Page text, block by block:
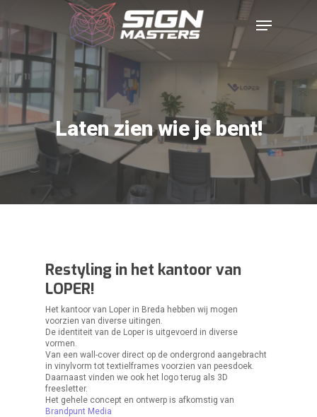
Laten zien wie je bent!
Restyling in het kantoor van
LOPER!
Het kantoor van Loper in Breda hebben wij mogen
voorzien van diverse uitingen.
De identiteit van de Loper is uitgevoerd in diverse
vormen.
Van een wall-cover direct op de ondergrond aangebracht
in vinylvorm tot textielframes voorzien van peesdoek.
Daarnaast vinden we ook het logo terug als 3D
freesletter.
Het gehele concept en ontwerp is afkomstig van
Brandpunt Media